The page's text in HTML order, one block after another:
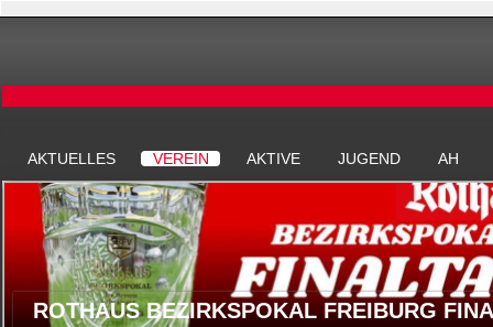
AKTUELLES VEREIN AKTIVE JUGEND AH
ROTHAUS BEZIRKSPOKAL FREIBURG